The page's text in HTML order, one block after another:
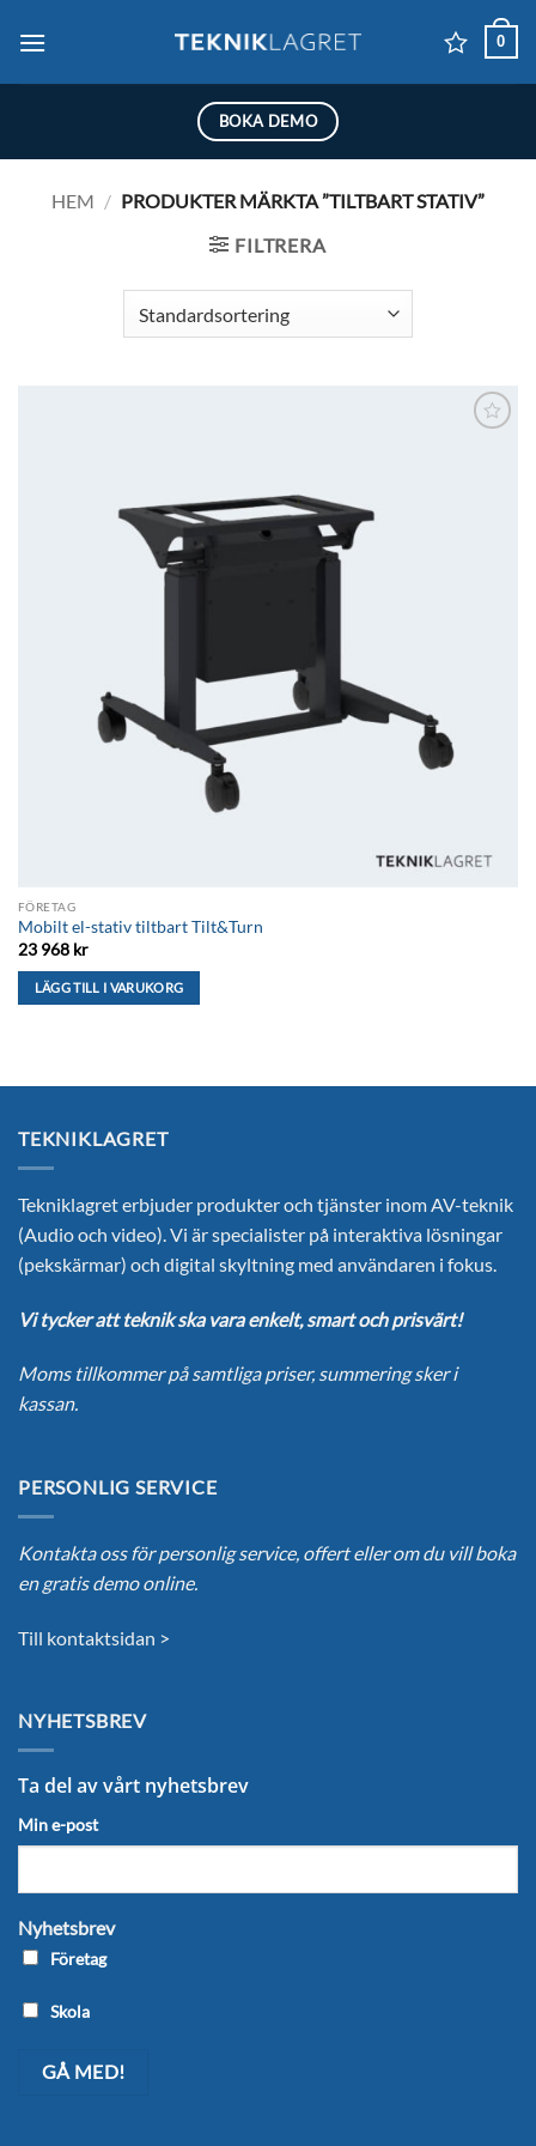
0
BOKA DEMO
HEM / PRODUKTER MÄRKTA ”TILTBART STATIV”
FILTRERA
FÖRETAG
Mobilt el-stativ tiltbart Tilt&Turn
23 968 kr
LÄGG TILL I VARUKORG
TEKNIKLAGRET
Tekniklagret erbjuder produkter och tjänster inom AV-teknik
(Audio och video). Vi är specialister på interaktiva lösningar
(pekskärmar) och digital skyltning med användaren i fokus.
Vi tycker att teknik ska vara enkelt, smart och prisvärt!
Moms tillkommer på samtliga priser, summering sker i
kassan.
PERSONLIG SERVICE
Kontakta oss för personlig service, offert eller om du vill boka
en gratis demo online.
Till kontaktsidan >
NYHETSBREV
Ta del av vårt nyhetsbrev
Min e-post
Nyhetsbrev
Företag
Skola